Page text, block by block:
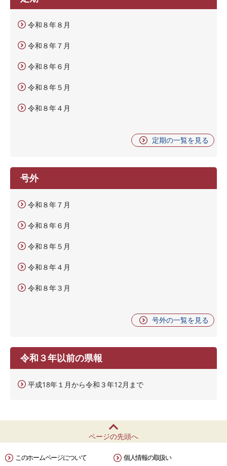
令和８年８月
令和８年７月
令和８年６月
令和８年５月
令和８年４月
定期の一覧を見る
号外
令和８年７月
令和８年６月
令和８年５月
令和８年４月
令和８年３月
号外の一覧を見る
令和３年以前の県報
平成18年１月から令和３年12月まで
ページの先頭へ
このホームページについて 個人情報の取扱い